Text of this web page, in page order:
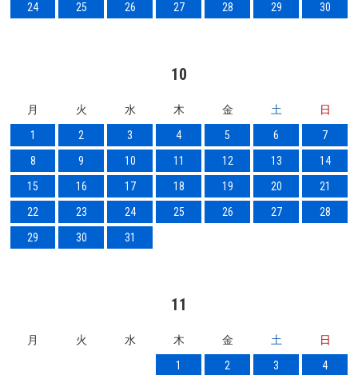
24
25 26 27 28 29 30
10
月 火 水 木 金 土
日
1
2 3 4 5 6
7
8
9 10 11 12 13
14
15
16 17 18 19 20
21
22
23 24 25 26 27
28
29
30 31
11
月 火 水 木 金 土
日
1
2 3
4